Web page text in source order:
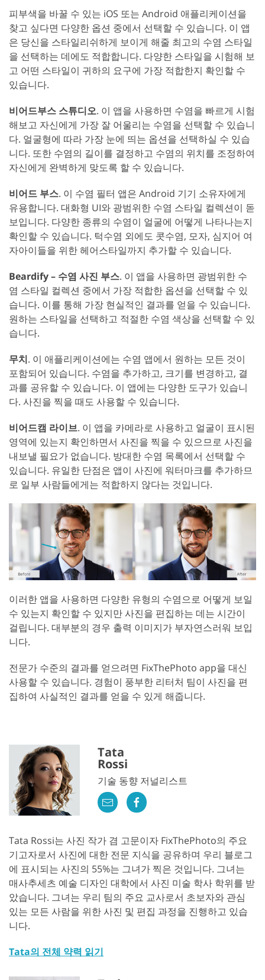
피부색을 바꿀 수 있는 iOS 또는 Android 애플리케이션을
찾고 싶다면 다양한 옵션 중에서 선택할 수 있습니다. 이 앱
은 당신을 스타일리쉬하게 보이게 해줄 최고의 수염 스타일
을 선택하는 데에도 적합합니다. 다양한 스타일을 시험해 보
고 어떤 스타일이 귀하의 요구에 가장 적합한지 확인할 수
있습니다.
비어드부스 스튜디오. 이 앱을 사용하면 수염을 빠르게 시험
해보고 자신에게 가장 잘 어울리는 수염을 선택할 수 있습니
다. 얼굴형에 따라 가장 눈에 띄는 옵션을 선택하실 수 있습
니다. 또한 수염의 길이를 결정하고 수염의 위치를 조정하여
자신에게 완벽하게 맞도록 할 수 있습니다.
비어드 부스. 이 수염 필터 앱은 Android 기기 소유자에게
유용합니다. 대화형 UI와 광범위한 수염 스타일 컬렉션이 돋
보입니다. 다양한 종류의 수염이 얼굴에 어떻게 나타나는지
확인할 수 있습니다. 턱수염 외에도 콧수염, 모자, 심지어 여
자아이들을 위한 헤어스타일까지 추가할 수 있습니다.
Beardify – 수염 사진 부스. 이 앱을 사용하면 광범위한 수
염 스타일 컬렉션 중에서 가장 적합한 옵션을 선택할 수 있
습니다. 이를 통해 가장 현실적인 결과를 얻을 수 있습니다.
원하는 스타일을 선택하고 적절한 수염 색상을 선택할 수 있
습니다.
무치. 이 애플리케이션에는 수염 앱에서 원하는 모든 것이
포함되어 있습니다. 수염을 추가하고, 크기를 변경하고, 결
과를 공유할 수 있습니다. 이 앱에는 다양한 도구가 있습니
다. 사진을 찍을 때도 사용할 수 있습니다.
비어드캠 라이브. 이 앱을 카메라로 사용하고 얼굴이 표시된
영역에 있는지 확인하면서 사진을 찍을 수 있으므로 사진을
내보낼 필요가 없습니다. 방대한 수염 목록에서 선택할 수
있습니다. 유일한 단점은 앱이 사진에 워터마크를 추가하므
로 일부 사람들에게는 적합하지 않다는 것입니다.
이러한 앱을 사용하면 다양한 유형의 수염으로 어떻게 보일
수 있는지 확인할 수 있지만 사진을 편집하는 데는 시간이
걸립니다. 대부분의 경우 출력 이미지가 부자연스러워 보입
니다.
전문가 수준의 결과를 얻으려면 FixThePhoto app을 대신
사용할 수 있습니다. 경험이 풍부한 리터처 팀이 사진을 편
집하여 사실적인 결과를 얻을 수 있게 해줍니다.
Tata
Rossi
기술 동향 저널리스트
Tata Rossi는 사진 작가 겸 고문이자 FixThePhoto의 주요
기고자로서 사진에 대한 전문 지식을 공유하며 우리 블로그
에 표시되는 사진의 55%는 그녀가 찍은 것입니다. 그녀는
매사추세츠 예술 디자인 대학에서 사진 미술 학사 학위를 받
았습니다. 그녀는 우리 팀의 주요 교사로서 초보자와 관심
있는 모든 사람을 위한 사진 및 편집 과정을 진행하고 있습
니다.
Tata의 전체 약력 읽기